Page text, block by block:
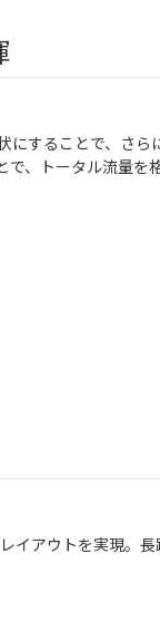
にすることで、さら
、トータル流量を
イアウトを実現。